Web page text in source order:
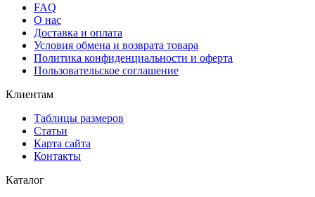
FAQ
О нас
Доставка и оплата
Условия обмена и возврата товара
Политика конфиденциальности и оферта
Пользовательское соглашение
Клиентам
Таблицы размеров
Статьи
Карта сайта
Контакты
Каталог